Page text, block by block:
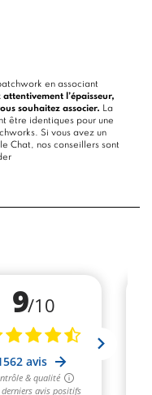
en associant
attentivement l’épaisseur,
souhaitez associer. La
être identiques pour une
Si vous avez un
Chat, nos conseillers sont